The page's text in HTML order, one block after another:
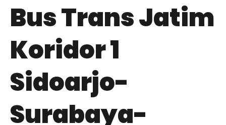
Bus Trans Jatim
Koridor 1
Sidoarjo-
Surabaya-